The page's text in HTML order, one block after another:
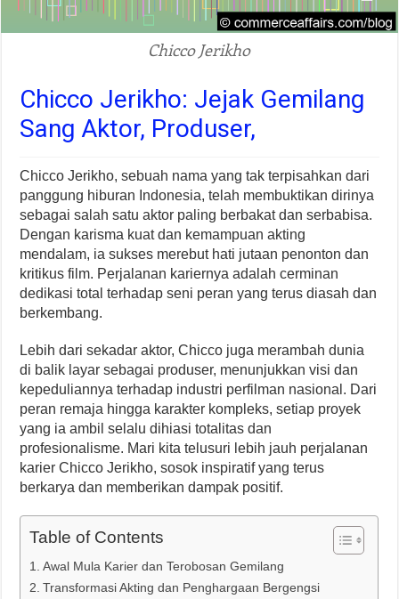
Chicco Jerikho
Chicco Jerikho: Jejak Gemilang
Sang Aktor, Produser,
Chicco Jerikho, sebuah nama yang tak terpisahkan dari
panggung hiburan Indonesia, telah membuktikan dirinya
sebagai salah satu aktor paling berbakat dan serbabisa.
Dengan karisma kuat dan kemampuan akting
mendalam, ia sukses merebut hati jutaan penonton dan
kritikus film. Perjalanan kariernya adalah cerminan
dedikasi total terhadap seni peran yang terus diasah dan
berkembang.
Lebih dari sekadar aktor, Chicco juga merambah dunia
di balik layar sebagai produser, menunjukkan visi dan
kepeduliannya terhadap industri perfilman nasional. Dari
peran remaja hingga karakter kompleks, setiap proyek
yang ia ambil selalu dihiasi totalitas dan
profesionalisme. Mari kita telusuri lebih jauh perjalanan
karier Chicco Jerikho, sosok inspiratif yang terus
berkarya dan memberikan dampak positif.
Table of Contents
Awal Mula Karier dan Terobosan Gemilang
Transformasi Akting dan Penghargaan Bergengsi